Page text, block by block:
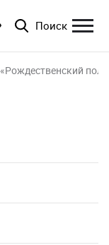
Поиск
«Рождественский